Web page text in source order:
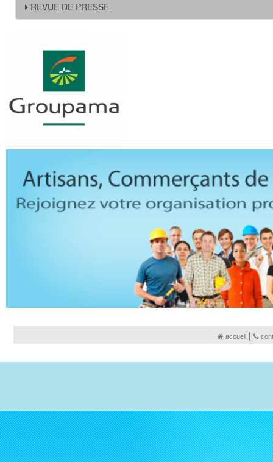
REVUE DE PRESSE
accueil|